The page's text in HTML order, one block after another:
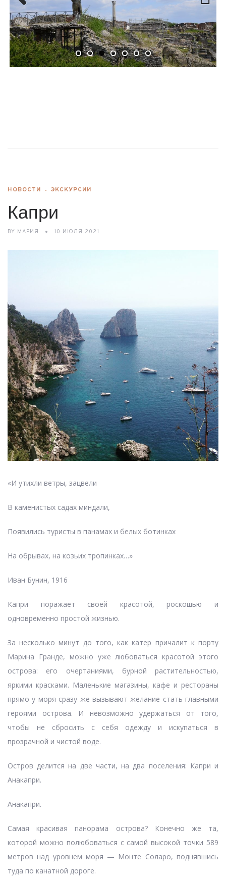
Previ
ous
НОВОСТИ ЭКСКУРСИИ
Капри
BY МАРИЯ 10 ИЮЛЯ 2021
«И утихли ветры, зацвели
В каменистых садах миндали,
Появились туристы в панамах и белых ботинках
На обрывах, на козьих тропинках…»
Иван Бунин, 1916
Капри поражает своей красотой, роскошью и
одновременно простой жизнью.
За несколько минут до того, как катер причалит к порту
Марина Гранде, можно уже любоваться красотой этого
острова: его очертаниями, бурной растительностью,
яркими красками. Маленькие магазины, кафе и рестораны
прямо у моря сразу же вызывают желание стать главными
героями острова. И невозможно удержаться от того,
чтобы не сбросить с себя одежду и искупаться в
прозрачной и чистой воде.
Остров делится на две части, на два поселения: Капри и
Анакапри.
Анакапри.
Самая красивая панорама острова? Конечно же та,
которой можно полюбоваться с самой высокой точки 589
метров над уровнем моря — Монте Соларо, поднявшись
туда по канатной дороге.